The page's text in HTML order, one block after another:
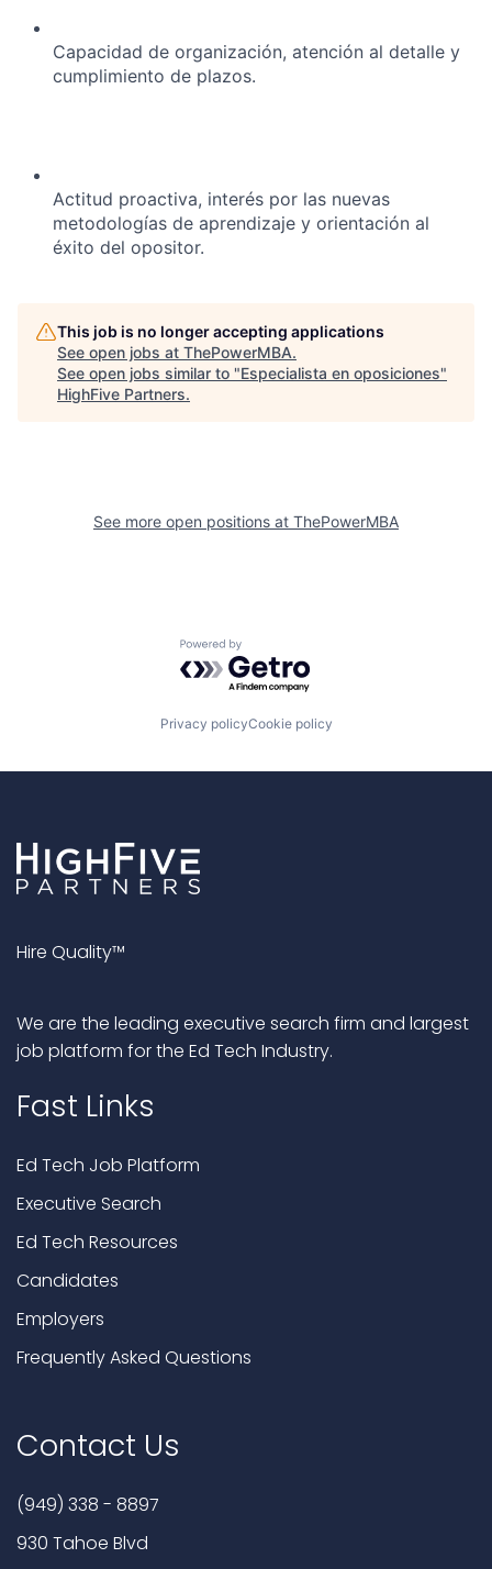
Capacidad de organización, atención al detalle y
cumplimiento de plazos.
Actitud proactiva, interés por las nuevas
metodologías de aprendizaje y orientación al
éxito del opositor.
This job is no longer accepting applications
See open jobs at ThePowerMBA.
See open jobs similar to "Especialista en oposiciones"
HighFive Partners.
See more open positions at ThePowerMBA
Powered by Getro.com
Privacy policyCookie policy
Hire Quality™
We are the leading executive search firm and largest
job platform for the Ed Tech Industry.
Fast Links
Ed Tech Job Platform
Executive Search
Ed Tech Resources
Candidates
Employers
Frequently Asked Questions
Contact Us
(949) 338 - 8897
930 Tahoe Blvd